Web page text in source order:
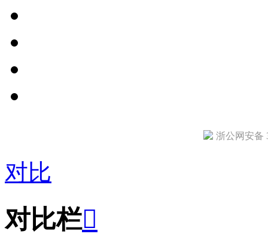
浙公网安备
对比
对比栏